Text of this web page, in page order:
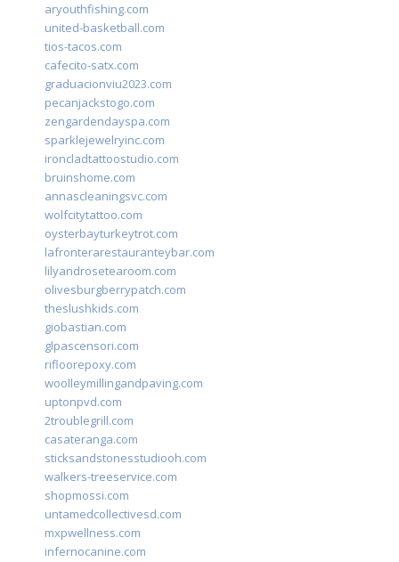
aryouthfishing.com
united-basketball.com
tios-tacos.com
cafecito-satx.com
graduacionviu2023.com
pecanjackstogo.com
zengardendayspa.com
sparklejewelryinc.com
ironcladtattoostudio.com
bruinshome.com
annascleaningsvc.com
wolfcitytattoo.com
oysterbayturkeytrot.com
lafronterarestauranteybar.com
lilyandrosetearoom.com
olivesburgberrypatch.com
theslushkids.com
giobastian.com
glpascensori.com
rifloorepoxy.com
woolleymillingandpaving.com
uptonpvd.com
2troublegrill.com
casateranga.com
sticksandstonesstudiooh.com
walkers-treeservice.com
shopmossi.com
untamedcollectivesd.com
mxpwellness.com
infernocanine.com